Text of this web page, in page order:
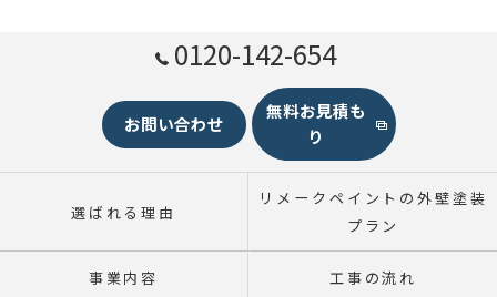
0120-142-654
お問い合わせ
無料お見積も
り
選ばれる理由
リメークペイントの外壁塗装
プラン
事業内容 工事の流れ